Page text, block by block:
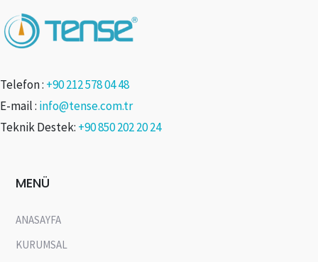
Telefon : +90 212 578 04 48
E-mail : info@tense.com.tr
Teknik Destek: +90 850 202 20 24
MENÜ
ANASAYFA
KURUMSAL